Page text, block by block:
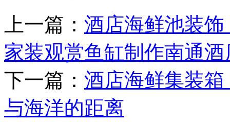
上一篇： 酒店海鲜池装
家装观赏鱼缸制作南通
下一篇： 酒店海鲜集装
与海洋的距离